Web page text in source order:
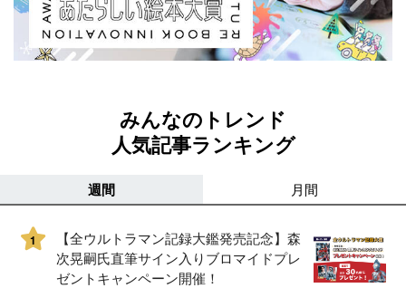
みんなのトレンド
人気記事ランキング
週間 月間
1
【全ウルトラマン記録大鑑発売記念】森
次晃嗣氏直筆サイン入りブロマイドプレ
ゼントキャンペーン開催！